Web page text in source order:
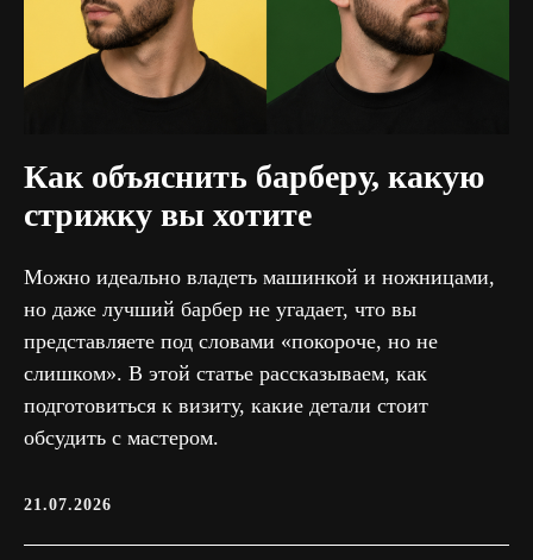
Как объяснить барберу, какую
стрижку вы хотите
Можно идеально владеть машинкой и ножницами,
но даже лучший барбер не угадает, что вы
представляете под словами «покороче, но не
слишком». В этой статье рассказываем, как
подготовиться к визиту, какие детали стоит
обсудить с мастером.
21.07.2026